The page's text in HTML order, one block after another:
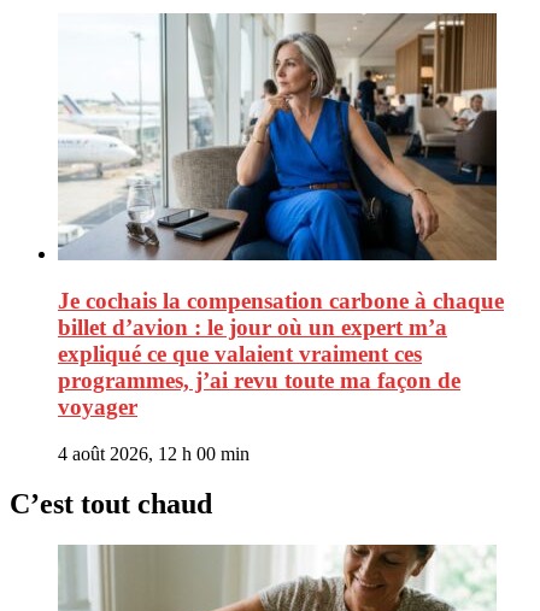
Je cochais la compensation carbone à chaque
billet d’avion : le jour où un expert m’a
expliqué ce que valaient vraiment ces
programmes, j’ai revu toute ma façon de
voyager
4 août 2026, 12 h 00 min
C’est tout chaud